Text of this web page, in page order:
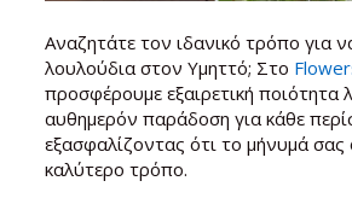
Αναζητάτε τον ιδανικό τρόπο για
λουλούδια στον Υμηττό; Στο
προσφέρουμε εξαιρετική ποιότητα
αυθημερόν παράδοση για κάθε
εξασφαλίζοντας ότι το μήνυμά σας
καλύτερο τρόπο.